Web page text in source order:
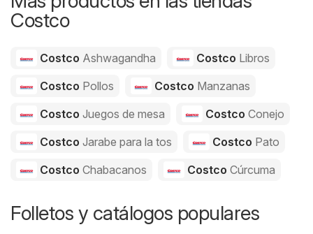
Costco
Costco Ashwagandha Costco Libros
Costco Pollos Costco Manzanas
Costco Juegos de mesa Costco Conejo
Costco Jarabe para la tos Costco Pato
Costco Chabacanos Costco Cúrcuma
Folletos y catálogos populares